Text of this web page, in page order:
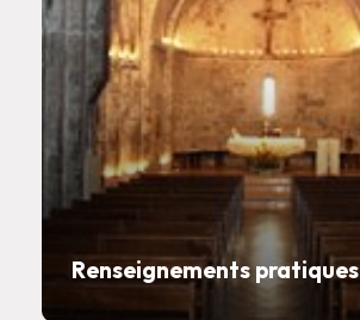
Renseignements pratiques